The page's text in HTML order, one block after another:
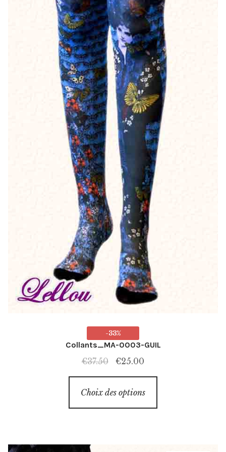
-33%
Collants_MA-0003-GUIL
€37.50
Le
prix
initial
€25.00
prix
actuel
Choix des options
a